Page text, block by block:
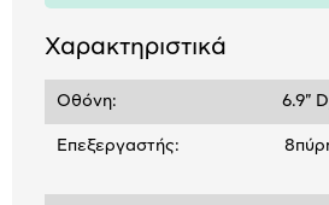
Χαρακτηριστικά
Οθόνη: 6.9"
Επεξεργαστής: